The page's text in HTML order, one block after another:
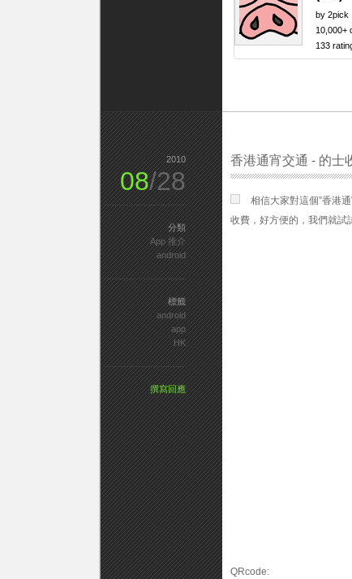
by 2pick
10,000+
133
香港通宵交通 - 的士
相信大家對這個”香港
收費，好方便的，我們就試
QRcode:
2010
08/28
分類
App 推介
android
標籤
android
app
HK
撰寫回應